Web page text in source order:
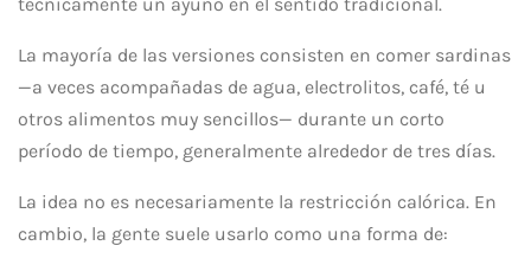
La mayoría de las versiones consisten en comer sardinas
—a veces acompañadas de agua, electrolitos, café, té u
otros alimentos muy sencillos— durante un corto
período de tiempo, generalmente alrededor de tres días.
La idea no es necesariamente la restricción calórica. En
cambio, la gente suele usarlo como una forma de: